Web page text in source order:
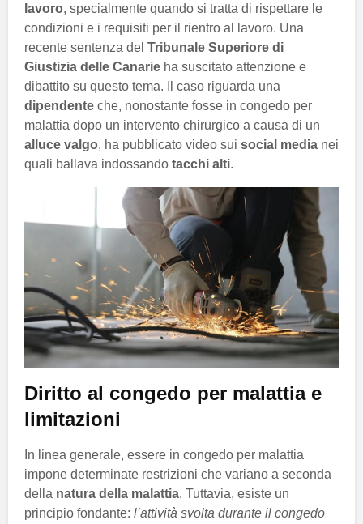
lavoro, specialmente quando si tratta di rispettare le
condizioni e i requisiti per il rientro al lavoro. Una
recente sentenza del Tribunale Superiore di
Giustizia delle Canarie ha suscitato attenzione e
dibattito su questo tema. Il caso riguarda una
dipendente che, nonostante fosse in congedo per
malattia dopo un intervento chirurgico a causa di un
alluce valgo, ha pubblicato video sui social media nei
quali ballava indossando tacchi alti.
Diritto al congedo per malattia e
limitazioni
In linea generale, essere in congedo per malattia
impone determinate restrizioni che variano a seconda
della natura della malattia. Tuttavia, esiste un
principio fondante: l’attività svolta durante il congedo